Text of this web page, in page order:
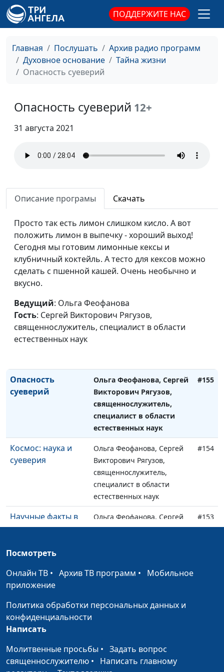
ПОДДЕРЖИТЕ НАС
Главная Послушать
Архив радио программ
Духовное основание
Тайна жизни
Опасность суеверий
Опасность суеверий 12+
31 августа 2021
Описание програмы Скачать
Просто так есть лимон слишком кисло. А вот
положить лимон в выпечку - хороший выход!
Сегодня мы готовим лимонные кексы и
клубничный коктейль. А тесто для кексов можно
сделать с пшенной кашей. Очень необычно и
вкусно.
Ведущий: Ольга Феофанова
Гость: Сергей Викторович Рягузов,
священнослужитель, специалист в области
естественных наук
Зарождение жизни
Ольга Феофанова, Сергей
Викторович Рягузов,
Опасность
суеверий
Ольга Феофанова, Сергей
Викторович Рягузов,
священнослужитель,
специалист в области
естественных наук
#155
Космос: наука и
суеверия
Ольга Феофанова, Сергей
Викторович Рягузов,
священнослужитель,
специалист в области
естественных наук
#154
Научные факты в
Библии
Ольга Феофанова, Сергей
Викторович Рягузов,
#153
Библия и
скептицизм
священнослужитель,
Возможны ли
космические
Ольга Феофанова, Сергей
Викторович Рягузов,
Посмотреть
Онлайн ТВ • Архив ТВ программ • Мобильное
приложение
Политика обработки персональных данных и
конфиденциальности
Написать
Молитвенные просьбы • Задать вопрос
священнослужителю • Написать главному